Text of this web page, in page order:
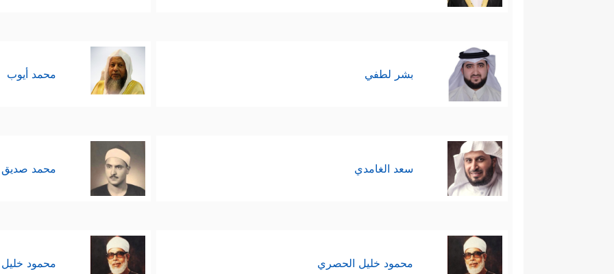
بشر لطفي محمد أيوب
سعد الغامدي محمد صديق
محمود خليل الحصري محمود